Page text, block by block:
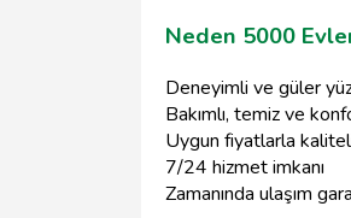
Neden 5000
Deneyimli ve güler
Bakımlı, temiz ve
Uygun fiyatlarla
7/24 hizmet imkanı
Zamanında ulaşım